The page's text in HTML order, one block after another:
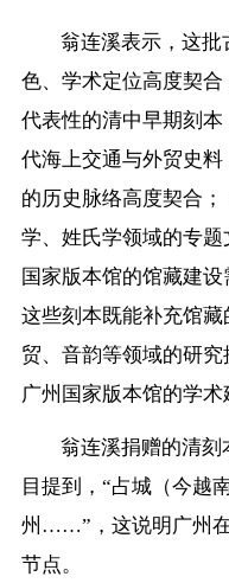
翁连溪表示，这
色、学术定位高度契
代表性的清中早期刻
代海上交通与外贸史
的历史脉络高度契合
学、姓氏学领域的专
国家版本馆的馆藏建
这些刻本既能补充馆
贸、音韵等领域的研
广州国家版本馆的学
翁连溪捐赠的清刻
目提到，“占城（今越
州……”，这说明广州
节点。